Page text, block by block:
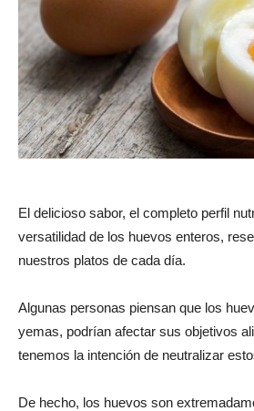
El delicioso sabor, el completo perfil
versatilidad de los huevos enteros,
nuestros platos de cada día.
Algunas personas piensan que los
yemas, podrían afectar sus objetivos
tenemos la intención de neutralizar
De hecho, los huevos son